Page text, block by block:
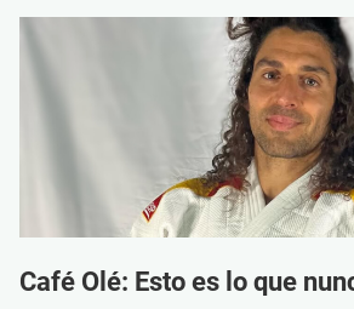
Café Olé: Esto es lo que